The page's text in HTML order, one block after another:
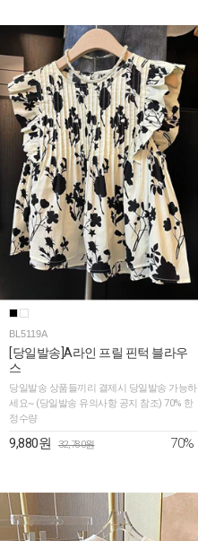
BL5119A
[당일발송]A라인 프릴 핀턱 블라우
스
당일발송 상품들끼리 결제시 당일발송 가능하
세요~ (당일발송 유의사항 공지 참조) 70% 한
정수량
9,880원 32,780원 70%